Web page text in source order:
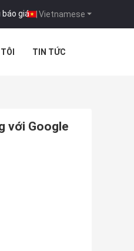
Vietnamese
báo giá |
TIN TỨC
với Google